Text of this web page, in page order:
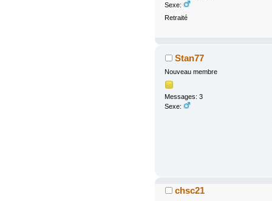
Sexe:
Retraité
Stan77
Nouveau membre
Messages: 3
Sexe:
chsc21